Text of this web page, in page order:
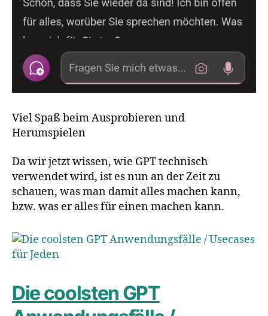
Viel Spaß beim Ausprobieren und
Herumspielen
Da wir jetzt wissen, wie GPT technisch
verwendet wird, ist es nun an der Zeit zu
schauen, was man damit alles machen kann,
bzw. was er alles für einen machen kann.
Die coolsten GPT